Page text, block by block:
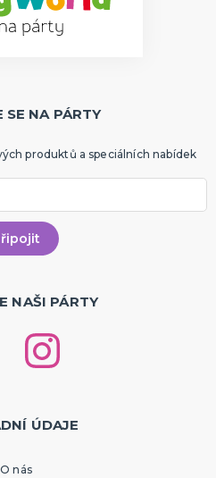
SE NA PÁRTY
produktů a speciálních nabídek
NAŠI PÁRTY
ÚDAJE
O nás